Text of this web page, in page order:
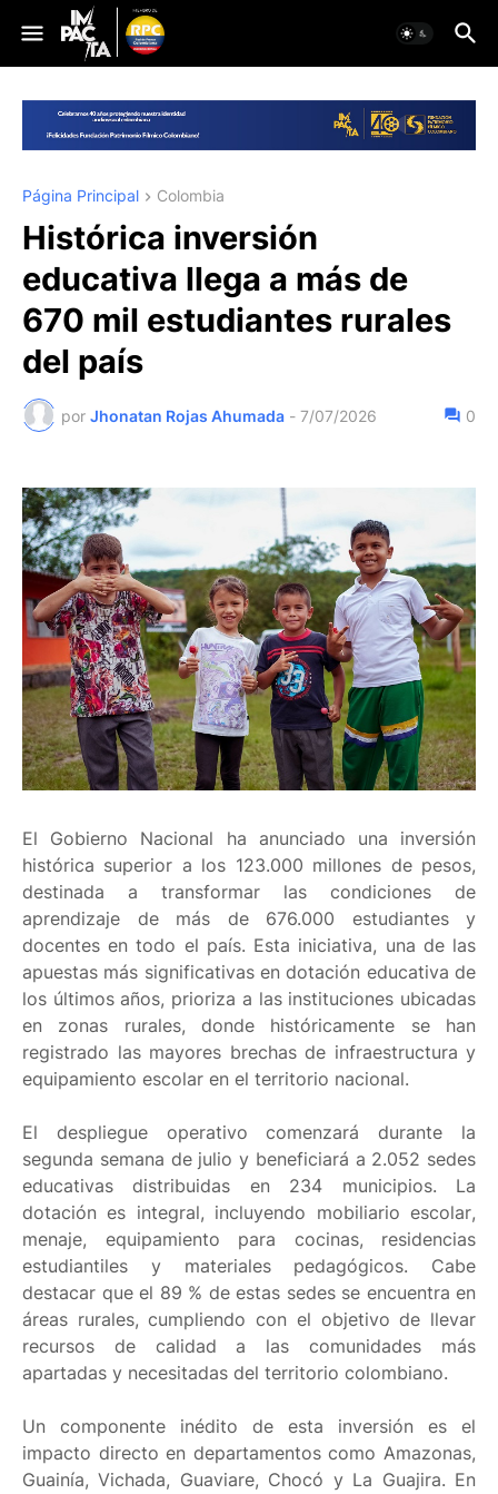
Página Principal Colombia
Histórica inversión
educativa llega a más de
670 mil estudiantes rurales
del país
por Jhonatan Rojas Ahumada - 7/07/2026 0
El Gobierno Nacional ha anunciado una inversión
histórica superior a los 123.000 millones de pesos,
destinada a transformar las condiciones de
aprendizaje de más de 676.000 estudiantes y
docentes en todo el país. Esta iniciativa, una de las
apuestas más significativas en dotación educativa de
los últimos años, prioriza a las instituciones ubicadas
en zonas rurales, donde históricamente se han
registrado las mayores brechas de infraestructura y
equipamiento escolar en el territorio nacional.
El despliegue operativo comenzará durante la
segunda semana de julio y beneficiará a 2.052 sedes
educativas distribuidas en 234 municipios. La
dotación es integral, incluyendo mobiliario escolar,
menaje, equipamiento para cocinas, residencias
estudiantiles y materiales pedagógicos. Cabe
destacar que el 89 % de estas sedes se encuentra en
áreas rurales, cumpliendo con el objetivo de llevar
recursos de calidad a las comunidades más
apartadas y necesitadas del territorio colombiano.
Un componente inédito de esta inversión es el
impacto directo en departamentos como Amazonas,
Guainía, Vichada, Guaviare, Chocó y La Guajira. En